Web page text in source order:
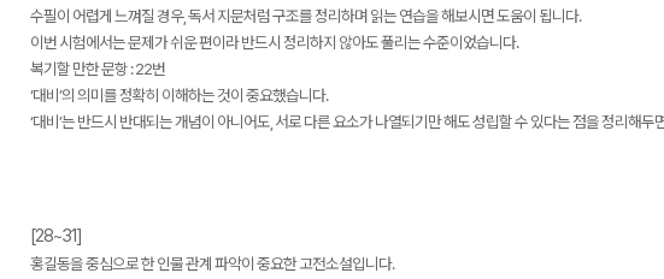
수필이 어렵게 느껴질 경우, 독서 지문처럼 구조를 정리하며 읽는 연습을 해보시면 도움이 됩니다.
이번 시험에서는 문제가 쉬운 편이라 반드시 정리하지 않아도 풀리는 수준이었습니다.
복기할 만한 문항 : 22번
‘대비’의 의미를 정확히 이해하는 것이 중요했습니다.
‘대비’는 반드시 반대되는 개념이 아니어도, 서로 다른 요소가 나열되기만 해도 성립할 수 있다는 점을 정리해두
[28~31]
홍길동을 중심으로 한 인물 관계 파악이 중요한 고전소설입니다.